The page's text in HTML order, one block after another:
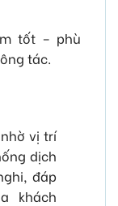
tốt – phù
tác.
vị trí
dịch
đáp
khách